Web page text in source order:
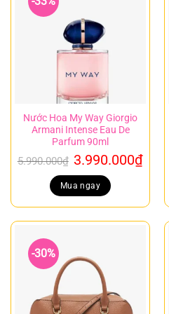
Nước Hoa My Way Giorgio
Armani Intense Eau De
Parfum 90ml
5.990.000₫ Giá
gốc
là:
5.990.000₫.
3.990.000₫Giá
là:
Mua ngay
-30%